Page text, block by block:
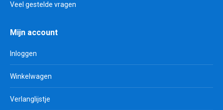
Veel gestelde vragen
Mijn account
Inloggen
Winkelwagen
Verlanglijstje